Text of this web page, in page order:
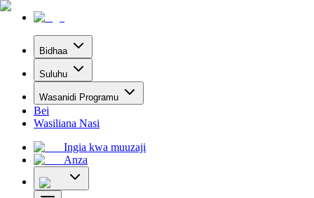
Bidhaa
Suluhu
Wasanidi Programu
Bei
Wasiliana Nasi
Ingia kwa muuzaji
Anza